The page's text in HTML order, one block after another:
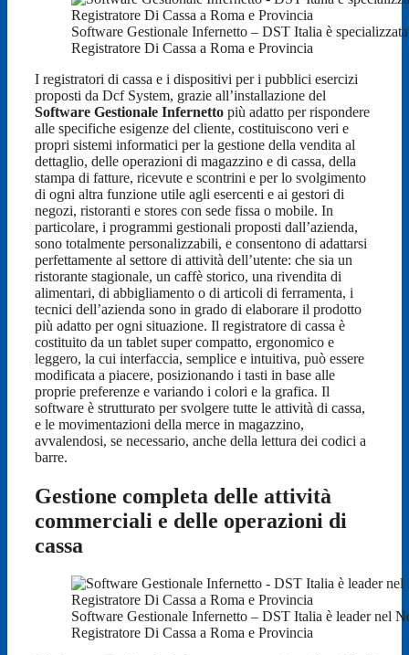
Software Gestionale Infernetto – DST Italia è
Registratore Di Cassa a Roma e Provincia
I registratori di cassa e i dispositivi per i pubblici esercizi
proposti da Dcf System, grazie all’installazione del
Software Gestionale Infernetto più adatto per rispondere
alle specifiche esigenze del cliente, costituiscono veri e
propri sistemi informatici per la gestione della vendita al
dettaglio, delle operazioni di magazzino e di cassa, della
stampa di fatture, ricevute e scontrini e per lo svolgimento
di ogni altra funzione utile agli esercenti e ai gestori di
negozi, ristoranti e stores con sede fissa o mobile. In
particolare, i programmi gestionali proposti dall’azienda,
sono totalmente personalizzabili, e consentono di adattarsi
perfettamente al settore di attività dell’utente: che sia un
ristorante stagionale, un caffè storico, una rivendita di
alimentari, di abbigliamento o di articoli di ferramenta, i
tecnici dell’azienda sono in grado di elaborare il prodotto
più adatto per ogni situazione. Il registratore di cassa è
costituito da un tablet super compatto, ergonomico e
leggero, la cui interfaccia, semplice e intuitiva, può essere
modificata a piacere, posizionando i tasti in base alle
proprie preferenze e variando i colori e la grafica. Il
software è strutturato per svolgere tutte le attività di cassa,
e le movimentazioni della merce in magazzino,
avvalendosi, se necessario, anche della lettura dei codici a
barre.
Gestione completa delle attività
commerciali e delle operazioni di
cassa
Software Gestionale Infernetto – DST Italia è leader nel
Registratore Di Cassa a Roma e Provincia